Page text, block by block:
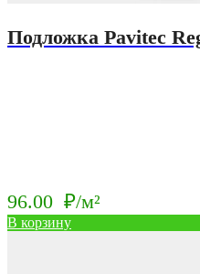
Подложка Pavitec
96.00 ₽/м²
В корзину